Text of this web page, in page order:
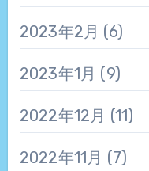
2023年2月 (6)
2023年1月 (9)
2022年12月 (11)
2022年11月 (7)